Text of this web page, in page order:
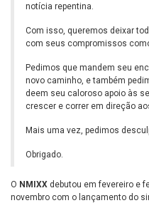
notícia repentina.
Com isso, queremos deixar
com seus compromissos
Pedimos que mandem seu
novo caminho, e também
deem seu caloroso apoio às
crescer e correr em direção
Mais uma vez, pedimos
Obrigado.
O NMIXX debutou em fevereiro e
novembro com o lançamento do